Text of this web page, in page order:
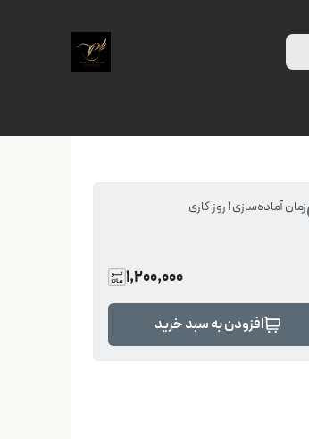
زمان آماده‌سازی1روز کاری
1,200,000
افزودن به سبد خرید